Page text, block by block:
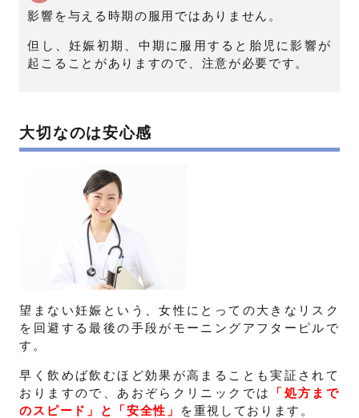
影響を与える時期の服用ではありません。
但し、妊娠初期、中期に服用すると胎児に影響が
起こることがありますので、注意が必要です。
大切なのは安心感
望まない妊娠という、女性にとっての大きなリスク
を回避する最後の手段がモーニングアフターピルで
す。
早く飲めば飲むほど効果が高まることも実証されて
おりますので、あおぞらクリニックでは
「処方まで
のスピード」と「安全性」
を重視しております。